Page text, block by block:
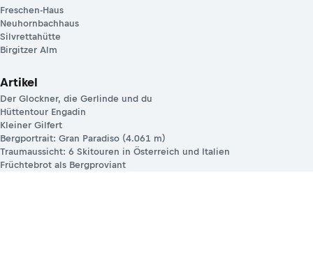
Freschen-Haus
Neuhornbachhaus
Silvrettahütte
Birgitzer Alm
Artikel
Der Glockner, die Gerlinde und du
Hüttentour Engadin
Kleiner Gilfert
Bergportrait: Gran Paradiso (4.061 m)
Traumaussicht: 6 Skitouren in Österreich und Italien
Früchtebrot als Bergproviant